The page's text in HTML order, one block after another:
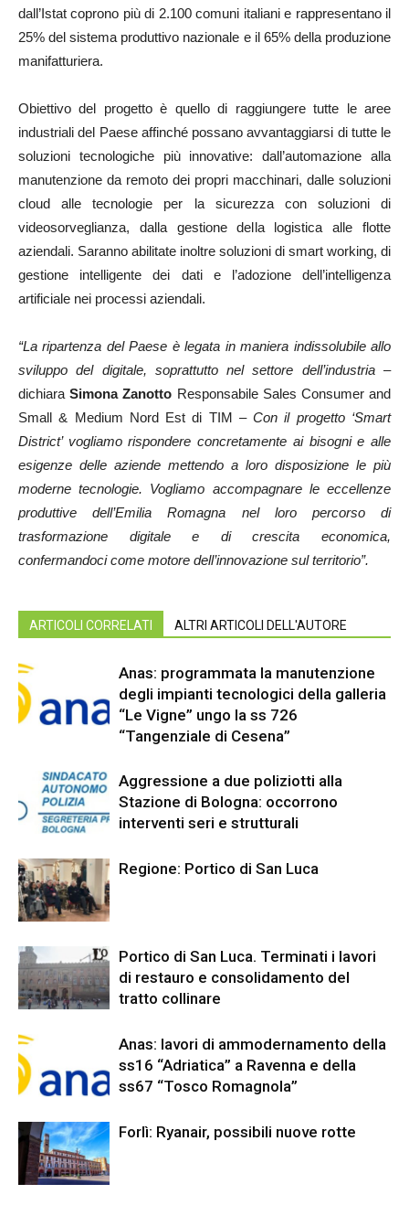
dall’Istat coprono più di 2.100 comuni italiani e rappresentano il
25% del sistema produttivo nazionale e il 65% della produzione
manifatturiera.
Obiettivo del progetto è quello di raggiungere tutte le aree
industriali del Paese affinché possano avvantaggiarsi di tutte le
soluzioni tecnologiche più innovative: dall’automazione alla
manutenzione da remoto dei propri macchinari, dalle soluzioni
cloud alle tecnologie per la sicurezza con soluzioni di
videosorveglianza, dalla gestione della logistica alle flotte
aziendali. Saranno abilitate inoltre soluzioni di smart working, di
gestione intelligente dei dati e l’adozione dell’intelligenza
artificiale nei processi aziendali.
“La ripartenza del Paese è legata in maniera indissolubile allo
sviluppo del digitale, soprattutto nel settore dell’industria–
dichiaraSimona Zanotto Responsabile Sales Consumer and
Small & Medium Nord Est di TIM –Con il progetto ‘Smart
District’ vogliamo rispondere concretamente ai bisogni e alle
esigenze delle aziende mettendo a loro disposizione le più
moderne tecnologie. Vogliamo accompagnare le eccellenze
produttive dell’Emilia Romagna nel loro percorso di
trasformazione digitale e di crescita economica,
confermandoci come motore dell’innovazione sul territorio”.
ARTICOLI CORRELATI ALTRI ARTICOLI DELL'AUTORE
Anas: programmata la manutenzione
degli impianti tecnologici della galleria
“Le Vigne” ungo la ss 726
“Tangenziale di Cesena”
Aggressione a due poliziotti alla
Stazione di Bologna: occorrono
interventi seri e strutturali
Regione: Portico di San Luca
Portico di San Luca. Terminati i lavori
di restauro e consolidamento del
tratto collinare
Anas: lavori di ammodernamento della
ss16 “Adriatica” a Ravenna e della
ss67 “Tosco Romagnola”
Forlì: Ryanair, possibili nuove rotte